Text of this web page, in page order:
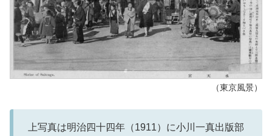
（東京風景）
上写真は明治四十四年（1911）に小川一真出版部